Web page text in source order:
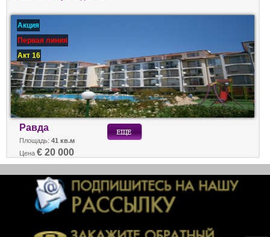
Акция
Первая линия
Акт 16
Равда
Площадь: 41 кв.м
Цена € 20 000